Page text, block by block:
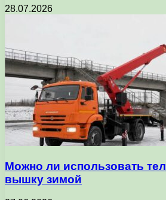
28.07.2026
Можно ли использовать
вышку зимой